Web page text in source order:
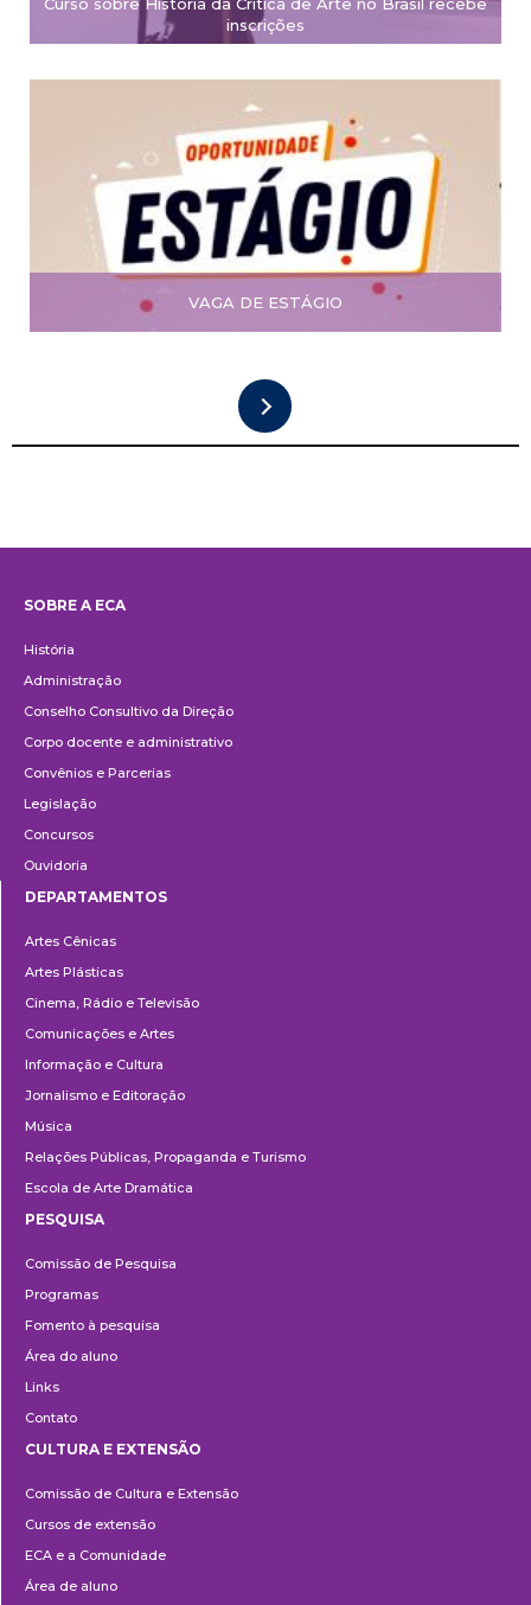
inscrições
VAGA DE ESTÁGIO
SOBRE A ECA
História
Administração
Conselho Consultivo da Direção
Corpo docente e administrativo
Convênios e Parcerias
Legislação
Concursos
Ouvidoria
DEPARTAMENTOS
Artes Cênicas
Artes Plásticas
Cinema, Rádio e Televisão
Comunicações e Artes
Informação e Cultura
Jornalismo e Editoração
Música
Relações Públicas, Propaganda e Turismo
Escola de Arte Dramática
PESQUISA
Comissão de Pesquisa
Programas
Fomento à pesquisa
Área do aluno
Links
Contato
e
Extensão
CULTURA E EXTENSÃO
Comissão de Cultura e Extensão
Cursos de extensão
ECA e a Comunidade
Área de aluno